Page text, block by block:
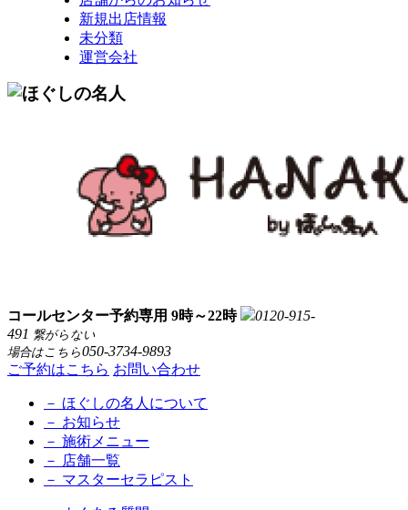
新規出店情報
未分類
運営会社
コールセンター予約専用 9時～22時
0120-915-
491 繋がらない
場合はこちら050-3734-9893
ご予約はこちら お問い合わせ
－ ほぐしの名人について
－ お知らせ
－ 施術メニュー
－ 店舗一覧
－ マスターセラピスト